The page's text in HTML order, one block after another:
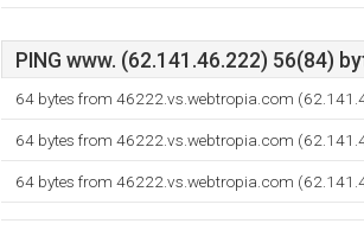
PING www. (62.141.46.222) 56(84)
64 bytes from 46222.vs.webtropia.com
64 bytes from 46222.vs.webtropia.com
64 bytes from 46222.vs.webtropia.com